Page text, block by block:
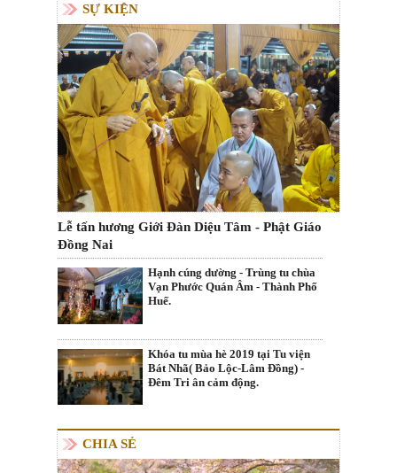
SỰ KIỆN
Lễ tấn hương Giới Đàn Diệu Tâm - Phật Giáo
Đồng Nai
Hạnh cúng dường - Trùng tu chùa
Vạn Phước Quán Âm - Thành Phố
Huế.
Khóa tu mùa hè 2019 tại Tu viện
Bát Nhã( Bảo Lộc-Lâm Đồng) -
Đêm Tri ân cảm động.
CHIA SẺ